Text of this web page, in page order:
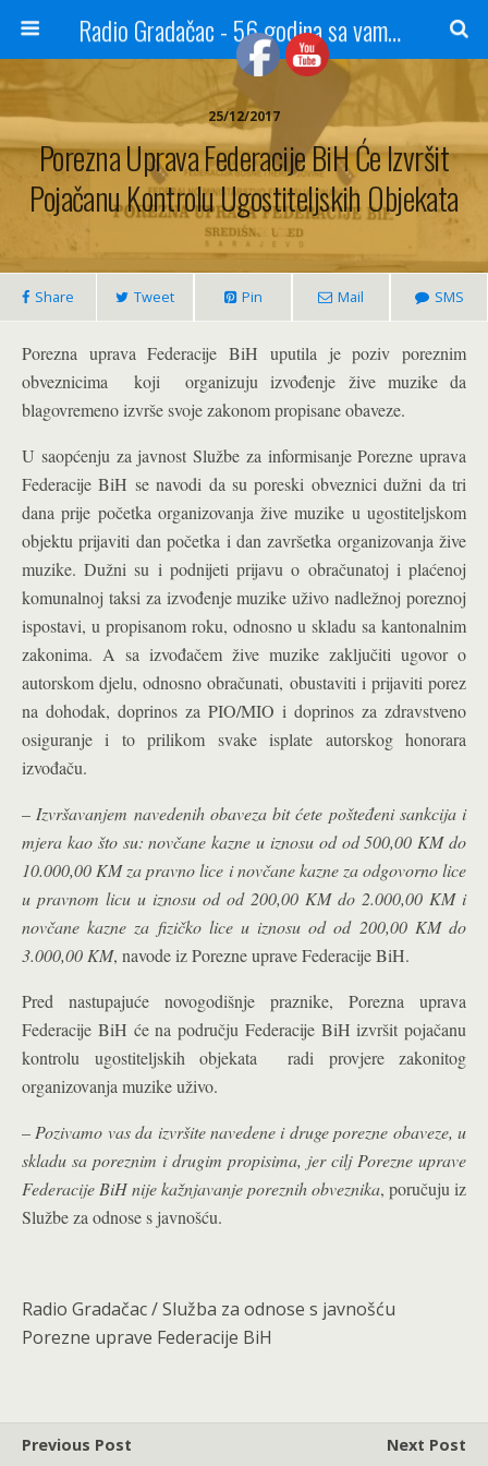
Radio Gradačac - 56 godina sa vama...
25/12/2017
Porezna Uprava Federacije BiH Će Izvršit
Pojačanu Kontrolu Ugostiteljskih Objekata
Share Tweet Pin Mail SMS
Porezna uprava Federacije BiH uputila je poziv poreznim
obveznicima koji organizuju izvođenje žive muzike da
blagovremeno izvrše svoje zakonom propisane obaveze.
U saopćenju za javnost Službe za informisanje Porezne uprava
Federacije BiH se navodi da su poreski obveznici dužni da tri
dana prije početka organizovanja žive muzike u ugostiteljskom
objektu prijaviti dan početka i dan završetka organizovanja žive
muzike. Dužni su i podnijeti prijavu o obračunatoj i plaćenoj
komunalnoj taksi za izvođenje muzike uživo nadležnoj poreznoj
ispostavi, u propisanom roku, odnosno u skladu sa kantonalnim
zakonima. A sa izvođačem žive muzike zaključiti ugovor o
autorskom djelu, odnosno obračunati, obustaviti i prijaviti porez
na dohodak, doprinos za PIO/MIO i doprinos za zdravstveno
osiguranje i to prilikom svake isplate autorskog honorara
izvođaču.
– Izvršavanjem navedenih obaveza bit ćete pošteđeni sankcija i
mjera kao što su: novčane kazne u iznosu od od 500,00 KM do
10.000,00 KM za pravno lice i novčane kazne za odgovorno lice
u pravnom licu u iznosu od od 200,00 KM do 2.000,00 KM i
novčane kazne za fizičko lice u iznosu od od 200,00 KM do
3.000,00 KM, navode iz Porezne uprave Federacije BiH.
Pred nastupajuće novogodišnje praznike, Porezna uprava
Federacije BiH će na području Federacije BiH izvršit pojačanu
kontrolu ugostiteljskih objekata radi provjere zakonitog
organizovanja muzike uživo.
– Pozivamo vas da izvršite navedene i druge porezne obaveze, u
skladu sa poreznim i drugim propisima, jer cilj Porezne uprave
Federacije BiH nije kažnjavanje poreznih obveznika, poručuju iz
Službe za odnose s javnošću.
Radio Gradačac / Služba za odnose s javnošću
Porezne uprave Federacije BiH
Previous Post
Next Post